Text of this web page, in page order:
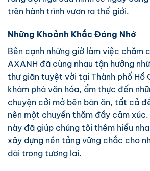
trên hành trình vươn ra thế giới.
Những Khoảnh Khắc Đáng Nhớ
Bên cạnh những giờ làm việc chăm
AXANH đã cùng nhau tận hưởng
thư giãn tuyệt vời tại Thành phố Hồ
khám phá văn hóa, ẩm thực đến
chuyện cởi mở bên bàn ăn, tất cả
nên một chuyến thăm đầy cảm xúc.
này đã giúp chúng tôi thêm hiểu
xây dựng nền tảng vững chắc cho
dài trong tương lai.